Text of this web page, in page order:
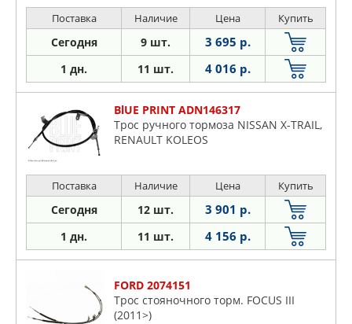
Поставка Наличие Цена Купить
Сегодня 9 шт. 3 695 р.
1 дн. 11 шт. 4 016 р.
BlUE PRINT ADN146317
Трос ручного тормоза NISSAN X-TRAIL,
RENAULT KOLEOS
Поставка Наличие Цена Купить
Сегодня 12 шт. 3 901 р.
1 дн. 11 шт. 4 156 р.
FORD 2074151
Трос стояночного торм. FOCUS III
(2011>)